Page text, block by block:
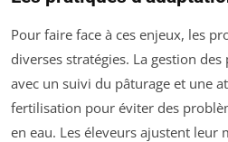
Pour faire face à ces enjeux, les
diverses stratégies. La gestion
avec un suivi du pâturage et une
fertilisation pour éviter des
en eau. Les éleveurs ajustent leur